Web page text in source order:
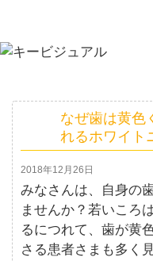
なぜ歯は黄色
れるホワイト
2018年12月26日
みなさんは、自身の
ませんか？若いころ
るにつれて、歯が黄
さる患者さまも多く